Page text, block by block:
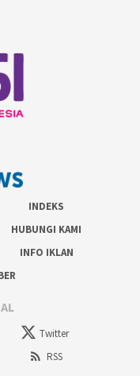
INDEKS
HUBUNGI KAMI
INFO IKLAN
Twitter
RSS